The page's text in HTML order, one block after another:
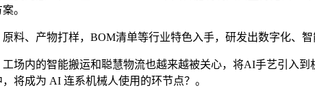
。
、产物打样，BOM清单等行业特色入手，研发出数字化、智
内的智能搬运和聪慧物流也越来越被关心，将AI手艺引入到
将成为 AI 连系机械人使用的环节点？。